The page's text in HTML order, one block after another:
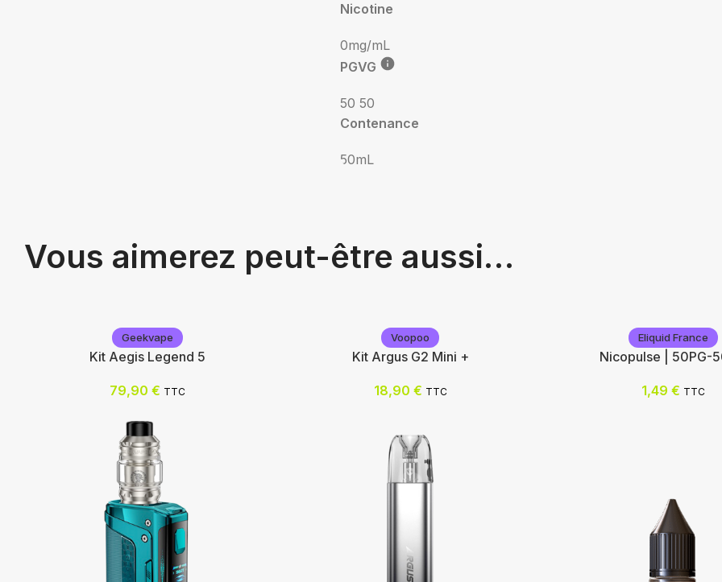
Nicotine
0mg/mL
PGVG
50 50
Contenance
50mL
Vous aimerez peut-être aussi…
Geekvape
Kit Aegis Legend 5
79,90 € TTC
Voopoo
Kit Argus G2 Mini +
18,90 € TTC
Eliquid France
Nicopulse | 50PG-
1,49 € TTC